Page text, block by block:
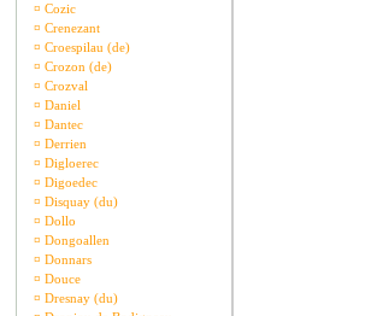
¤ Cozic
¤ Crenezant
¤ Croespilau (de)
¤ Crozon (de)
¤ Crozval
¤ Daniel
¤ Dantec
¤ Derrien
¤ Digloerec
¤ Digoedec
¤ Disquay (du)
¤ Dollo
¤ Dongoallen
¤ Donnars
¤ Douce
¤ Dresnay (du)